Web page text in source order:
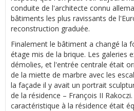
conduite de l'architecte connu
bâtiments les plus ravissants de
reconstruction graduée.
Finalement le bâtiment a changé la
étage mis de la brique. Les galeries
démolies, et l'entrée centrale était
de la miette de marbre avec les
la façade il y avait un portrait
de la résidence – François II
caractéristique à la résidence était